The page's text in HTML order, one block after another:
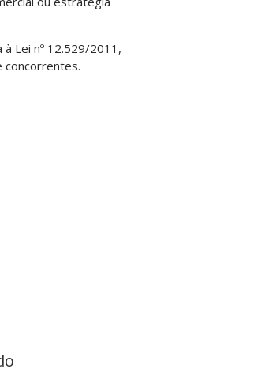
Lei nº 12.529/2011,
concorrentes.